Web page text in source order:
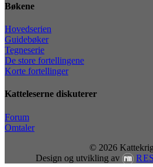
Bøkene
Hovedserien
Guidebøker
Tegneserie
De store fortellingene
Korte fortellinger
Katteleserne diskuterer
Forum
Omtaler
© 2026
Design og utvikling av